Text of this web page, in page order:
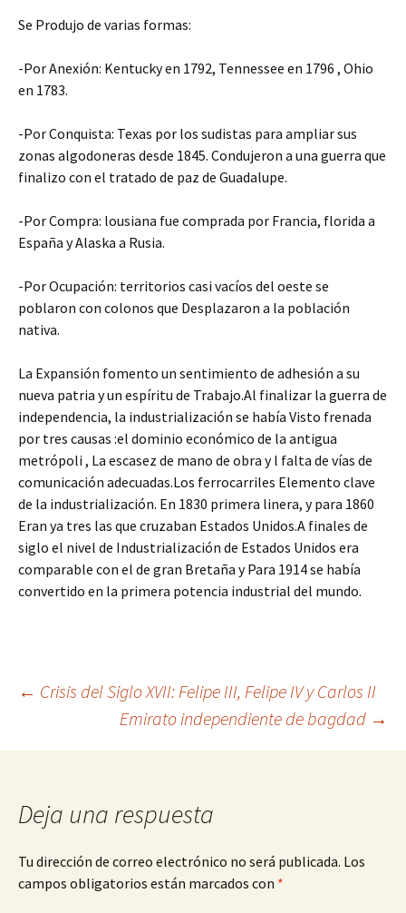
Se Produjo de varias formas:
-Por Anexión: Kentucky en 1792, Tennessee en 1796 , Ohio
en 1783.
-Por Conquista: Texas por los sudistas para ampliar sus
zonas algodoneras desde 1845. Condujeron a una guerra que
finalizo con el tratado de paz de Guadalupe.
-Por Compra: lousiana fue comprada por Francia, florida a
España y Alaska a Rusia.
-Por Ocupación: territorios casi vacíos del oeste se
poblaron con colonos que Desplazaron a la población
nativa.
La Expansión fomento un sentimiento de adhesión a su
nueva patria y un espíritu de Trabajo.Al finalizar la guerra de
independencia, la industrialización se había Visto frenada
por tres causas :el dominio económico de la antigua
metrópoli , La escasez de mano de obra y l falta de vías de
comunicación adecuadas.Los ferrocarriles Elemento clave
de la industrialización. En 1830 primera linera, y para 1860
Eran ya tres las que cruzaban Estados Unidos.A finales de
siglo el nivel de Industrialización de Estados Unidos era
comparable con el de gran Bretaña y Para 1914 se había
convertido en la primera potencia industrial del mundo.
Navegación
de
entradas
← Crisis del Siglo XVII: Felipe III, Felipe IV y Carlos II
Emirato independiente de bagdad →
Deja una respuesta
Tu dirección de correo electrónico no será publicada. Los
campos obligatorios están marcados con *